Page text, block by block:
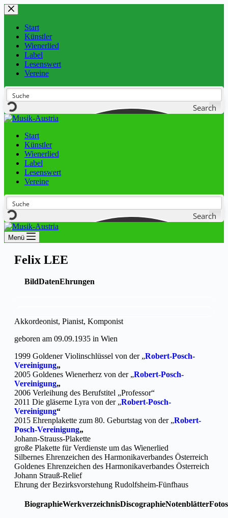
Start
Künstler
Wienerlied
Label
Lesenswert
Vereine
Search
Start
Künstler
Wienerlied
Label
Lesenswert
Vereine
Search
Menü
Felix LEE
BildDatenEhrungen
Akkordeonist, Pianist, Komponist
geboren am 09.09.1935 in Wien
1999 Goldener Violinschlüssel von der „Robert-Posch-
Vereinigung„
2005 Goldenes Wienerherz von der „Robert-Posch-
Vereinigung„
2006 Verleihung des Berufstitel „Professor“
2011 Die gläserne Lyra von der „Robert-Posch-
Vereinigung“
2015 Ehrenplakette zum 80. Geburtstag von der „Robert-
Posch-Vereinigung„
Johann-Strauss-Plakette
große Plakette für Verdienste um das Wienerlied
Silbernes Ehrenzeichen des Harmonikaverbandes Österreich
Goldenes Ehrenzeichen des Harmonikaverbandes Österreich
Johann Strauß-Relief
Ehrung der Bezirksvorstehung Rudolfsheim-Fünfhaus
BiographieWerkverzeichnisDiscographieNotenblätterFotos